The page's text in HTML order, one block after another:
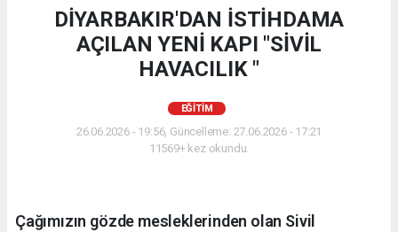
DİYARBAKIR'DAN İSTİHDAMA
AÇILAN YENİ KAPI "SİVİL
HAVACILIK "
EĞITIM
26.06.2026 - 19:56, Güncelleme: 27.06.2026 - 17:21
11569+ kez okundu.
Çağımızın gözde mesleklerinden olan Sivil